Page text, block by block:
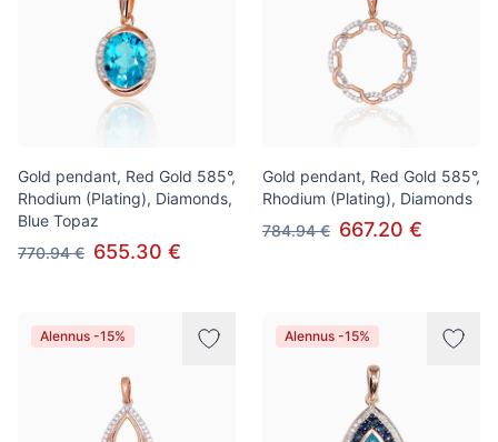
Gold pendant, Red Gold 585°,
Rhodium (Plating), Diamonds,
Blue Topaz
770.94 € 655.30 €
Gold pendant, Red Gold 585°,
Rhodium (Plating), Diamonds
784.94 € 667.20 €
Alennus -15% Alennus -15%